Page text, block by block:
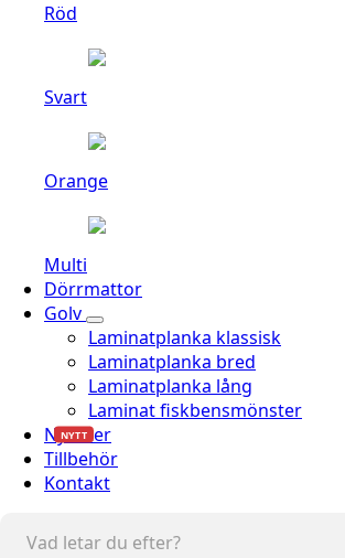
Röd
Svart
Orange
Multi
Dörrmattor
Golv
Laminatplanka klassisk
Laminatplanka bred
Laminatplanka lång
Laminat fiskbensmönster
Nyheter
NYTT
Tillbehör
Kontakt